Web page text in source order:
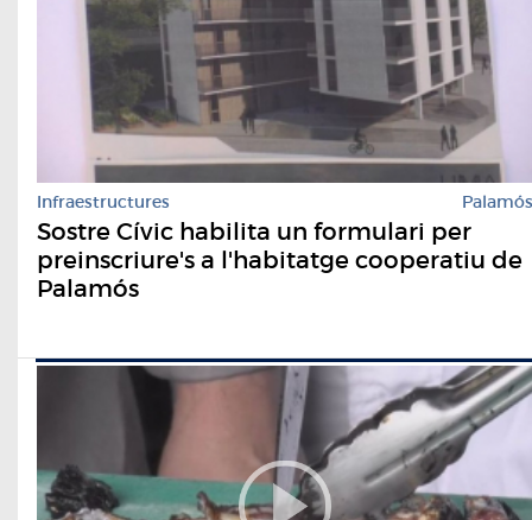
Infraestructures Palamós
Sostre Cívic habilita un formulari per
preinscriure's a l'habitatge cooperatiu de
Palamós